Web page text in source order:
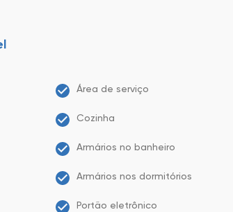
Área de serviço
Cozinha
Armários no banheiro
Armários nos dormitórios
Portão eletrônico